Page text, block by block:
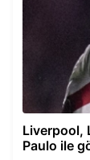
Liverpool,
Paulo ile